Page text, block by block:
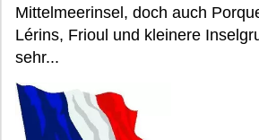
Mittelmeerinsel, doch auch
Lérins, Frioul und kleinere
sehr...